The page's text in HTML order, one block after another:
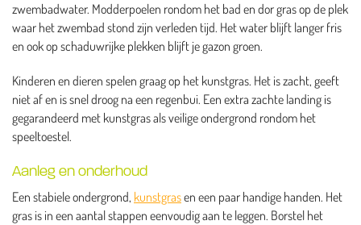
zwembadwater. Modderpoelen rondom het bad en dor gras op de plek
waar het zwembad stond zijn verleden tijd. Het water blijft langer fris
en ook op schaduwrijke plekken blijft je gazon groen.
Kinderen en dieren spelen graag op het kunstgras. Het is zacht, geeft
niet af en is snel droog na een regenbui. Een extra zachte landing is
gegarandeerd met kunstgras als veilige ondergrond rondom het
speeltoestel.
Aanleg en onderhoud
Een stabiele ondergrond, kunstgrasen een paar handige handen. Het
gras is in een aantal stappen eenvoudig aan te leggen. Borstel het